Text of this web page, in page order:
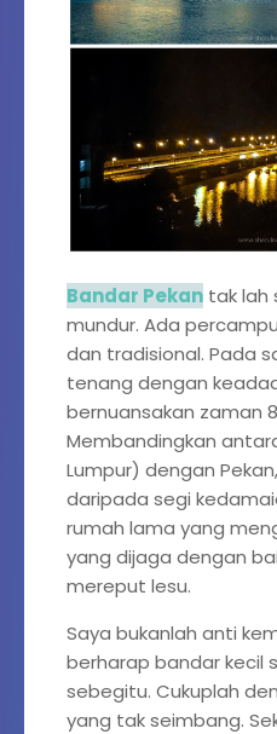
Bandar Pekan tak lah
mundur. Ada
dan tradisional. Pada
tenang dengan
bernuansakan zaman
Membandingkan
Lumpur) dengan
daripada segi
rumah lama yang
yang dijaga dengan
mereput lesu.
Saya bukanlah anti
berharap bandar kecil
sebegitu. Cukuplah
yang tak seimbang.